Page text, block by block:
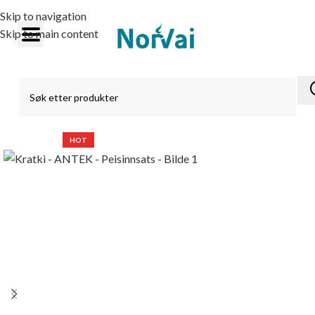
Skip to navigation
Skip to main content
HOT